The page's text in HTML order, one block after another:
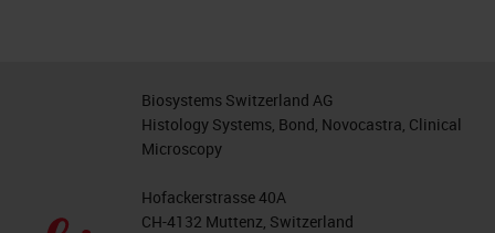
Biosystems Switzerland AG
Histology Systems, Bond, Novocastra, Clinical
Microscopy
Hofackerstrasse 40A
CH-4132 Muttenz, Switzerland